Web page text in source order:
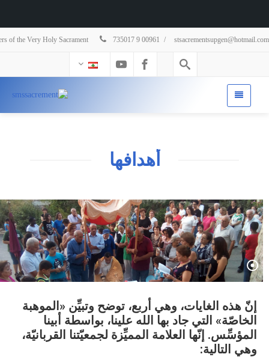
of the Very Holy Sacrament 735017 9 00961 / stsacrementsupgen@hotmail.com
أهدافها
إنّ هذه الغايات، وهي أربع، توضح وتبيِّن «الموهبة
الخاصّة» التي جاد بها الله علينا، بواسطة أبينا
المؤسِّس. إنّها العلامة المميِّزة لجمعيّتنا القربانيّة،
وهي التالية: